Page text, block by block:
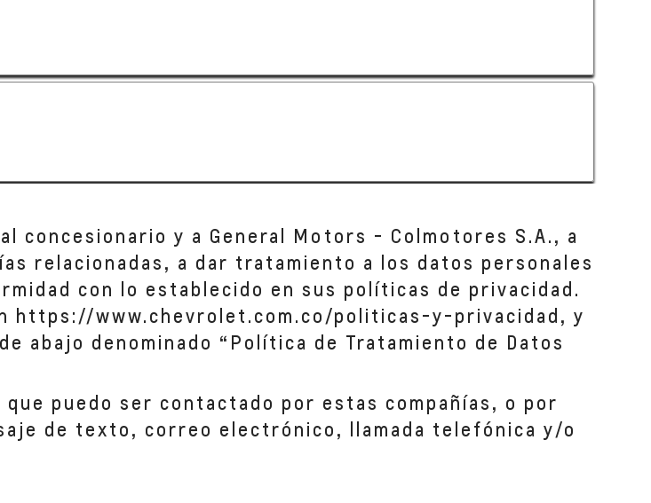
concesionario y a General Motors - Colmotores S.A., a
relacionadas, a dar tratamiento a los datos personales
con lo establecido en sus políticas de privacidad.
https://www.chevrolet.com.co/politicas-y-privacidad, y
abajo denominado “Política de Tratamiento de Datos
puedo ser contactado por estas compañías, o por
de texto, correo electrónico, llamada telefónica y/o